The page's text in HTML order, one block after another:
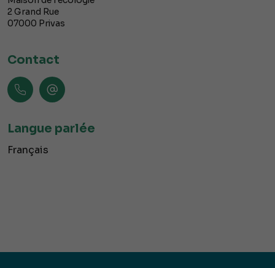
2 Grand Rue
07000 Privas
Contact
Langue parlée
Français